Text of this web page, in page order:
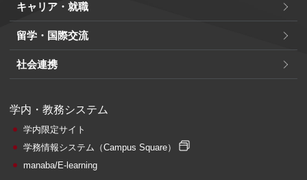
キャリア・就職
留学・国際交流
社会連携
学内・教務システム
学内限定サイト
学務情報システム （Campus Square）
manaba/E-learning